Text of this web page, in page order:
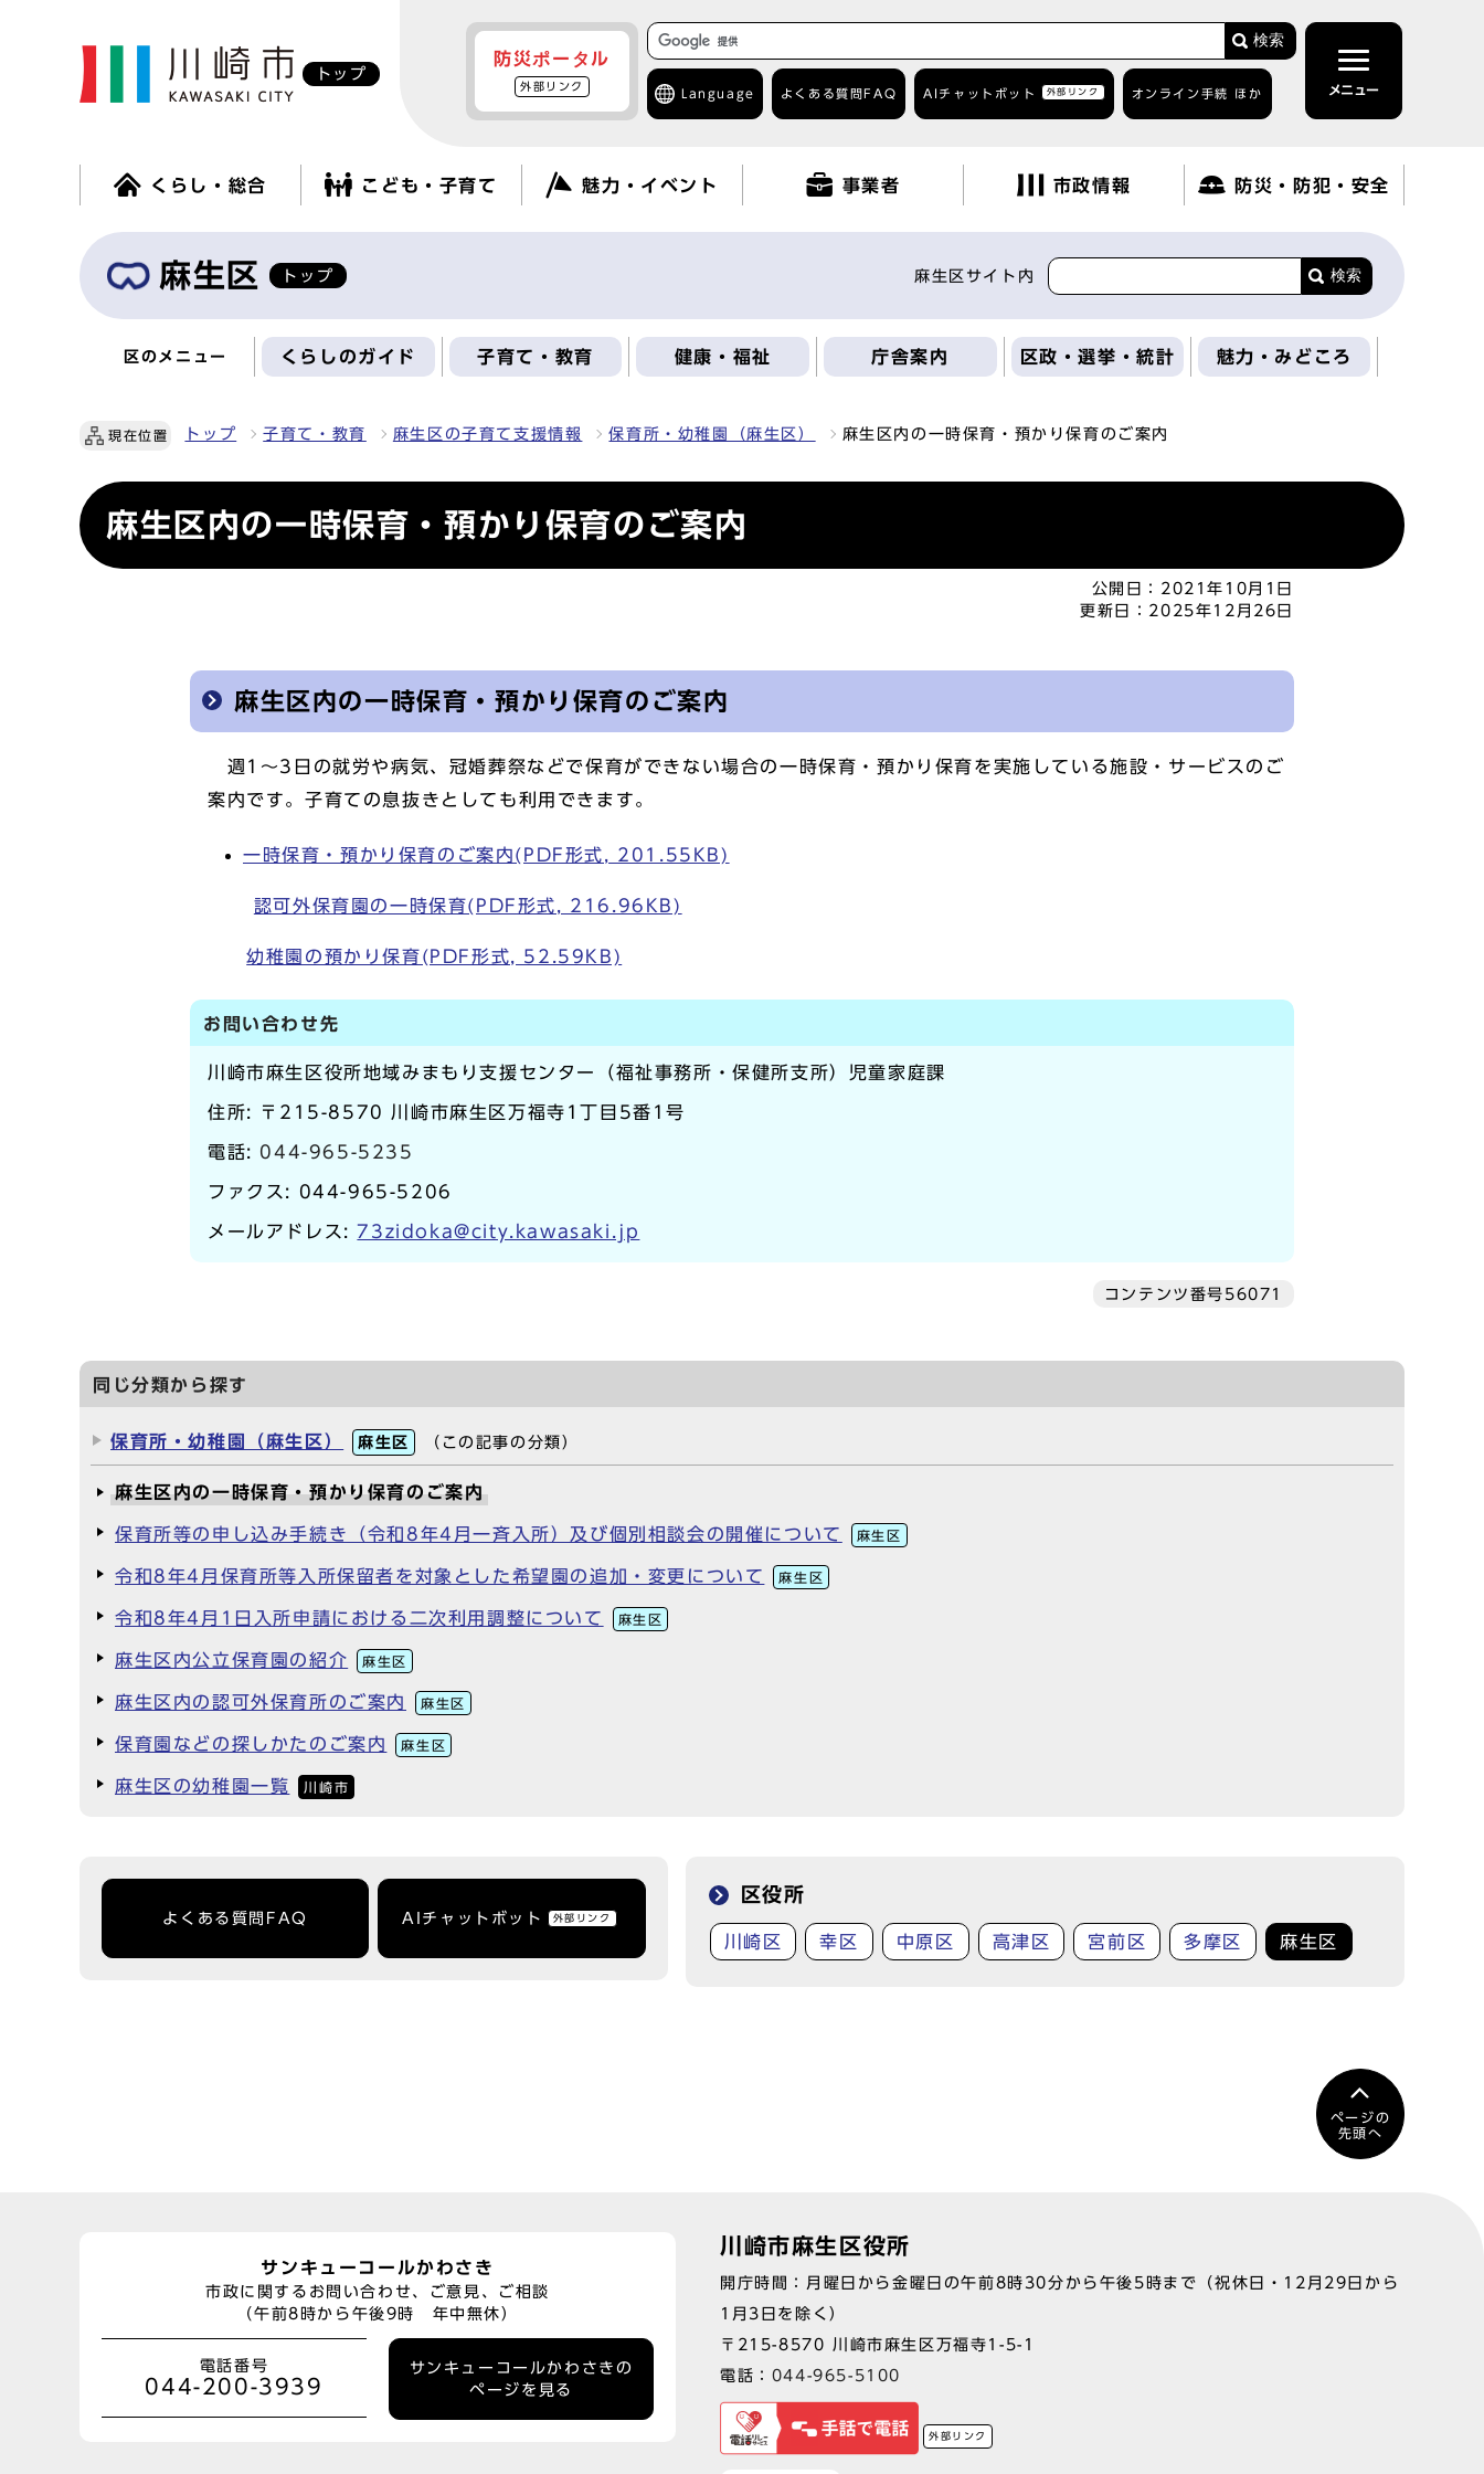
トップ
防災ポータル
外部リンク
検索
Language よくある質問 FAQ AIチャットボット 外部リンク オンライン手続 ほか メニュー
くらし・総合 こども・子育て 魅力・イベント 事業者 市政情報 防災・防犯・安全
麻生区 トップ 麻生区サイト内 検索
区のメニュー くらしのガイド 子育て・教育 健康・福祉 庁舎案内 区政・選挙・統計 魅力・みどころ
現在位置 トップ 子育て・教育 麻生区の子育て支援情報 保育所・幼稚園（麻生区） 麻生区内の一時保育・預かり保育のご案内
麻生区内の一時保育・預かり保育のご案内
公開日： 2021年10月1日
更新日： 2025年12月26日
麻生区内の一時保育・預かり保育のご案内
週1～3日の就労や病気、冠婚葬祭などで保育ができない場合の一時保育・預かり保育を実施している施設・サービスのご
案内です。子育ての息抜きとしても利用できます。
一時保育・預かり保育のご案内(PDF形式, 201.55KB)
認可外保育園の一時保育(PDF形式, 216.96KB)
幼稚園の預かり保育(PDF形式, 52.59KB)
お問い合わせ先
川崎市麻生区役所地域みまもり支援センター（福祉事務所・保健所支所）児童家庭課
住所: 〒215-8570 川崎市麻生区万福寺1丁目5番1号
電話: 044-965-5235
ファクス: 044-965-5206
メールアドレス:73zidoka@city.kawasaki.jp
コンテンツ番号56071
同じ分類から探す
保育所・幼稚園（麻生区） 麻生区 （この記事の分類）
麻生区内の一時保育・預かり保育のご案内
保育所等の申し込み手続き（令和8年4月一斉入所）及び個別相談会の開催について 麻生区
令和8年4月保育所等入所保留者を対象とした希望園の追加・変更について 麻生区
令和8年4月1日入所申請における二次利用調整について 麻生区
麻生区内公立保育園の紹介 麻生区
麻生区内の認可外保育所のご案内 麻生区
保育園などの探しかたのご案内 麻生区
麻生区の幼稚園一覧 川崎市
よくある質問FAQ AIチャットボット 外部リンク
区役所
川崎区 幸区 中原区 高津区 宮前区 多摩区 麻生区
ページの
先頭へ
サンキューコールかわさき
市政に関するお問い合わせ、ご意見、ご相談
（午前8時から午後9時 年中無休）
電話番号
044-200-3939
サンキューコールかわさきの
ページを見る
川崎市麻生区役所
開庁時間：月曜日から金曜日の午前8時30分から午後5時まで（祝休日・12月29日から
1月3日を除く）
〒215-8570 川崎市麻生区万福寺1-5-1
電話： 044-965-5100
外部リンク